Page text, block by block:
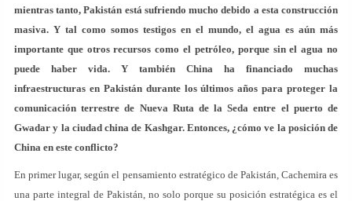
mientras tanto, Pakistán está sufriendo mucho debido a esta construcción
masiva. Y tal como somos testigos en el mundo, el agua es aún más
importante que otros recursos como el petróleo, porque sin el agua no
puede haber vida. Y también China ha financiado muchas
infraestructuras en Pakistán durante los últimos años para proteger la
comunicación terrestre de Nueva Ruta de la Seda entre el puerto de
Gwadar y la ciudad china de Kashgar. Entonces, ¿cómo ve la posición de
China en este conflicto?
En primer lugar, según el pensamiento estratégico de Pakistán, Cachemira es
una parte integral de Pakistán, no solo porque su posición estratégica es el